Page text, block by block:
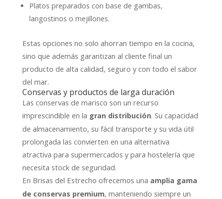
Platos preparados con base de gambas,
langostinos o mejillones.
Estas opciones no solo ahorran tiempo en la cocina,
sino que además garantizan al cliente final un
producto de alta calidad, seguro y con todo el sabor
del mar.
Conservas y productos de larga duración
Las conservas de marisco son un recurso
imprescindible en la gran distribución. Su capacidad
de almacenamiento, su fácil transporte y su vida útil
prolongada las convierten en una alternativa
atractiva para supermercados y para hostelería que
necesita stock de seguridad.
En Brisas del Estrecho ofrecemos una amplia gama
de conservas premium, manteniendo siempre un